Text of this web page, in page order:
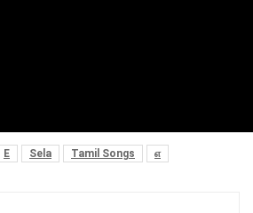
E Sela Tamil Songs எ